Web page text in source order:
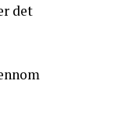
det